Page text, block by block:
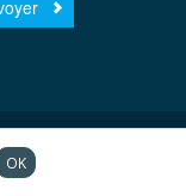
OK